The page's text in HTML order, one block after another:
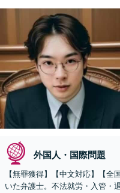
外国人・国際問題
【無罪獲得】【中文対応】【
いた弁護士。不法就労・入管